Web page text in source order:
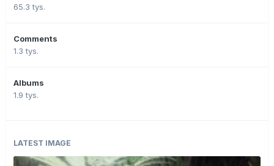
65.3 tys.
Comments
1.3 tys.
Albums
1.9 tys.
LATEST IMAGE